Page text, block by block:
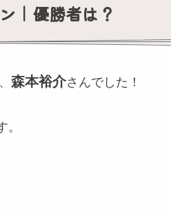
｜優勝者は？
森本裕介さんでした！